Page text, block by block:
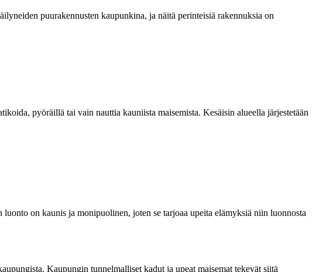
puurakennusten kaupunkina, ja näitä perinteisiä rakennuksia on
pyöräillä tai vain nauttia kauniista maisemista. Kesäisin alueella järjestetään
on kaunis ja monipuolinen, joten se tarjoaa upeita elämyksiä niin luonnosta
Kaupungin tunnelmalliset kadut ja upeat maisemat tekevät siitä